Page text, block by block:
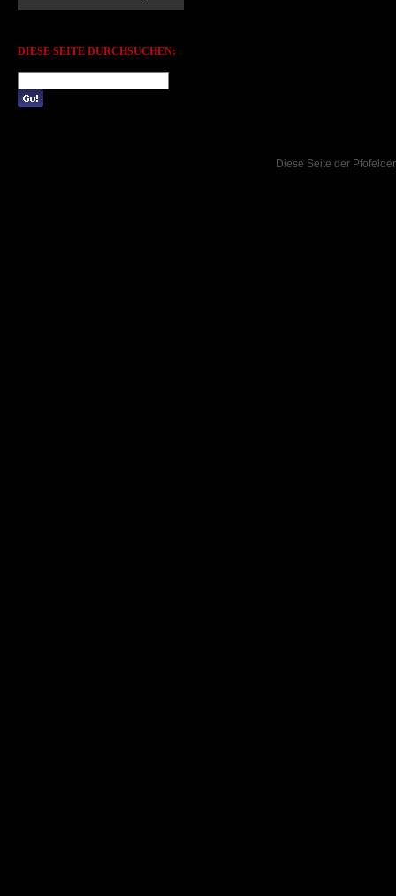
DIESE SEITE DURCHSUCHEN:
Diese Seite der